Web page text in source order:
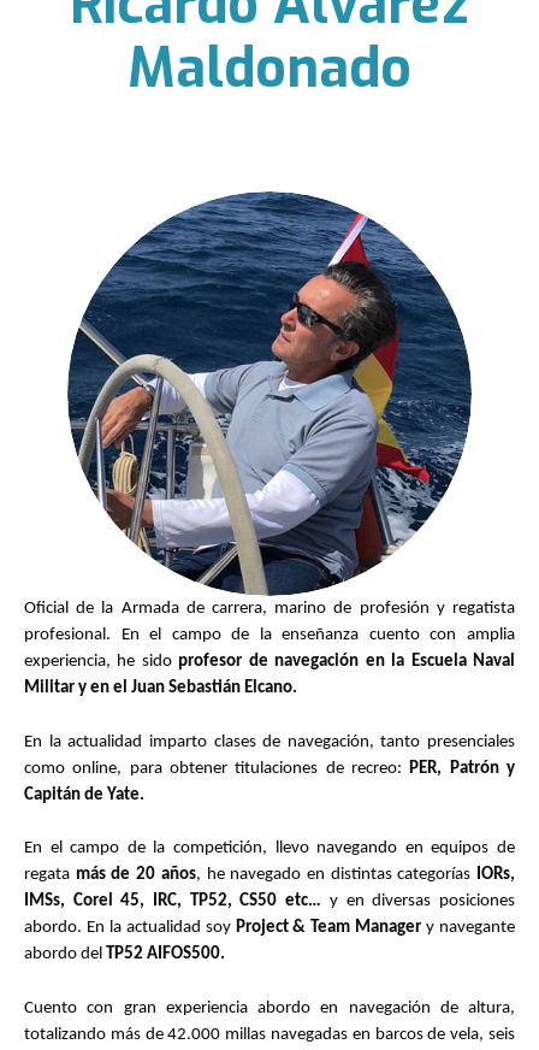
Maldonado
Oficial de la Armada de carrera, marino de profesión y regatista
profesional. En el campo de la enseñanza cuento con amplia
experiencia, he sidoprofesor de navegación en la Escuela Naval
Militar y en el Juan Sebastián Elcano.
En la actualidad imparto clases de navegación, tanto presenciales
como online, para obtener titulaciones de recreo: PER, Patrón y
Capitán de Yate.
En el campo de la competición, llevo navegando en equipos de
regata más de 20 años, he navegado en distintas categorías IORs,
IMSs, Corel 45, IRC, TP52, CS50 etc… y en diversas posiciones
abordo. En la actualidad soy Project & Team Managery navegante
abordo del TP52 AIFOS500.
Cuento con gran experiencia abordo en navegación de altura,
totalizando más de 42.000 millas navegadas en barcos de vela, seis